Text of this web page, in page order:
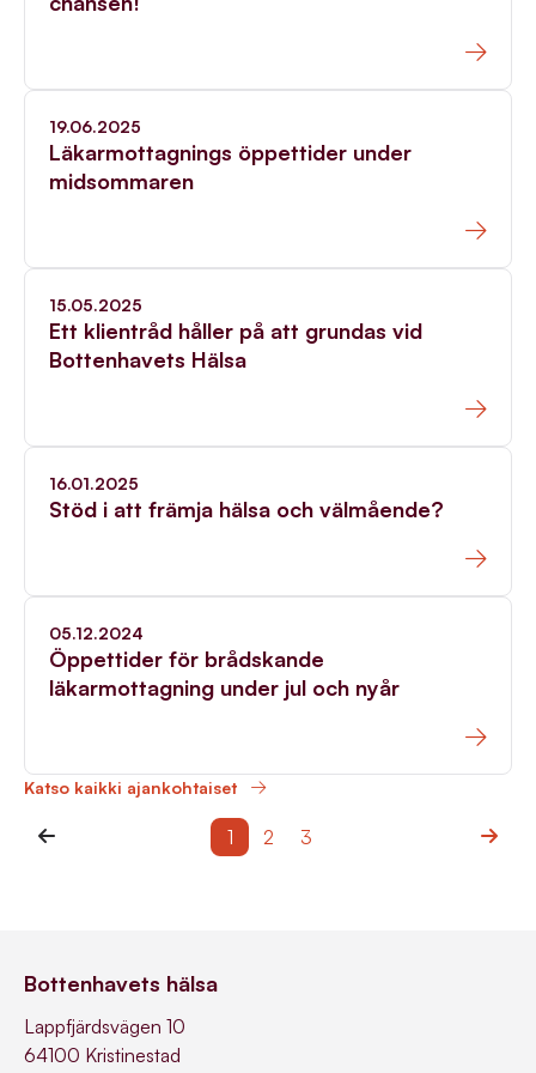
19.06.2025
Läkarmottagnings öppettider under
midsommaren
15.05.2025
Ett klientråd håller på att grundas vid
Bottenhavets Hälsa
16.01.2025
Stöd i att främja hälsa och välmående?
05.12.2024
Öppettider för brådskande
läkarmottagning under jul och nyår
Katso kaikki ajankohtaiset
1 2 3
Bottenhavets hälsa
Lappfjärdsvägen 10
64100 Kristinestad